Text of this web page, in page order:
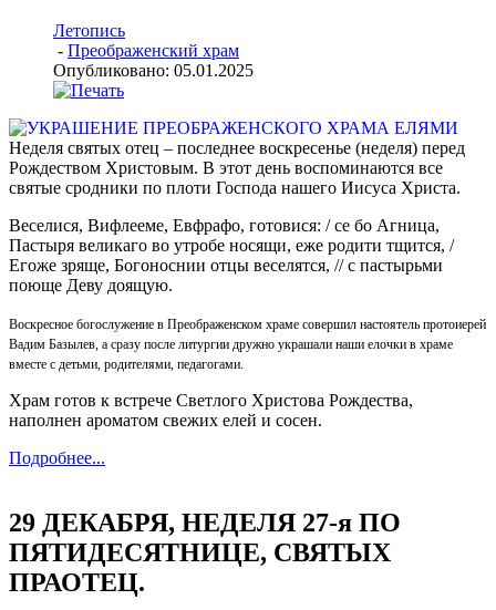
Летопись
- Преображенский храм
Опубликовано: 05.01.2025
Неделя святых отец – последнее воскресенье (неделя) перед
Рождеством Христовым. В этот день воспоминаются все
святые сродники по плоти Господа нашего Иисуса Христа.
Веселися, Вифлееме, Евфрафо, готовися: / се бо Агница,
Пастыря великаго во утробе носящи, еже родити тщится, /
Егоже зряще, Богоноснии отцы веселятся, // с пастырьми
поюще Деву доящую.
Воскресное богослужение в Преображенском храме совершил настоятель протоиерей
Вадим Базылев, а сразу после литургии дружно украшали наши елочки в храме
вместе с детьми, родителями, педагогами.
Храм готов к встрече Светлого Христова Рождества,
наполнен ароматом свежих елей и сосен.
Подробнее...
29 ДЕКАБРЯ, НЕДЕЛЯ 27-я ПО
ПЯТИДЕСЯТНИЦЕ, СВЯТЫХ
ПРАОТЕЦ.